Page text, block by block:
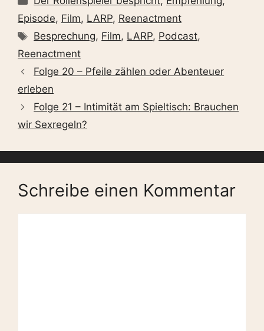
Episode, Film, LARP, Reenactment
Schlagwörter
Besprechung, Film, LARP, Podcast,
Reenactment
Folge 20 – Pfeile zählen oder Abenteuer
erleben
Folge 21 – Intimität am Spieltisch: Brauchen
wir Sexregeln?
Schreibe einen Kommentar